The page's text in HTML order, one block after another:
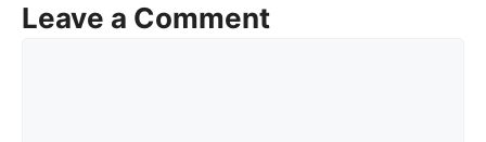
Leave a Comment